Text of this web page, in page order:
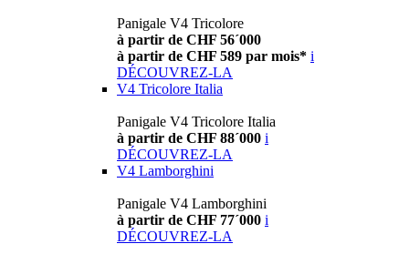
Panigale V4 Tricolore
à partir de CHF 56´000
à partir de CHF 589 par mois* i
DÉCOUVREZ-LA
V4 Tricolore Italia
Panigale V4 Tricolore Italia
à partir de CHF 88´000 i
DÉCOUVREZ-LA
V4 Lamborghini
Panigale V4 Lamborghini
à partir de CHF 77´000 i
DÉCOUVREZ-LA